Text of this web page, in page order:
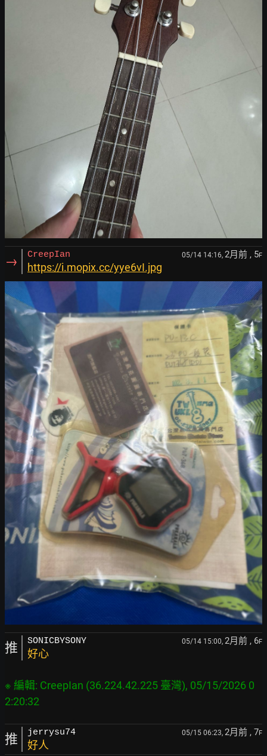
→ CreepIan 05/14 14:16, 2月前 , 5F
https://i.mopix.cc/yye6vI.jpg
推 SONICBYSONY 05/14 15:00, 2月前 , 6F
好心
※ 編輯: CreepIan (36.224.42.225 臺灣), 05/15/2026 0
推 jerrysu74 05/15 06:23, 2月前 , 7F
好人